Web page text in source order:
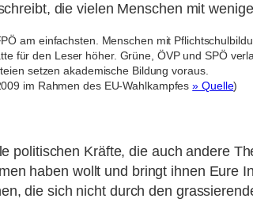
die vielen Menschen mit
am einfachsten. Menschen mit
für den Leser höher. Grüne, ÖVP und SPÖ
setzen akademische Bildung voraus.
im Rahmen des EU-Wahlkampfes» Quelle)
politischen Kräfte, die auch andere
haben wollt und bringt ihnen Eure
die sich nicht durch den